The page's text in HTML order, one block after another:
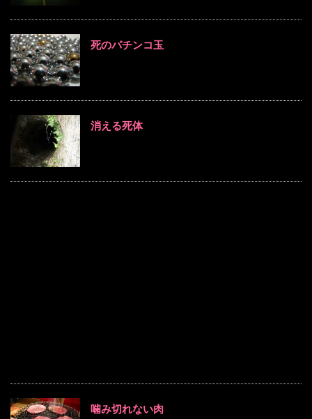
死のパチンコ玉
消える死体
噛み切れない肉